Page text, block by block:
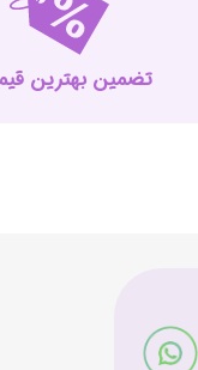
تضمین بهترین